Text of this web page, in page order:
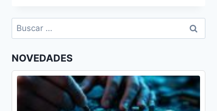
UN
FAMILIAR:
CLAVE
Buscar:
NOVEDADES